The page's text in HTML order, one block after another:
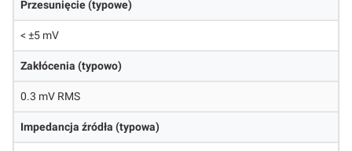
Przesunięcie (typowe)
< ±5 mV
Zakłócenia (typowo)
0.3 mV RMS
Impedancja źródła (typowa)